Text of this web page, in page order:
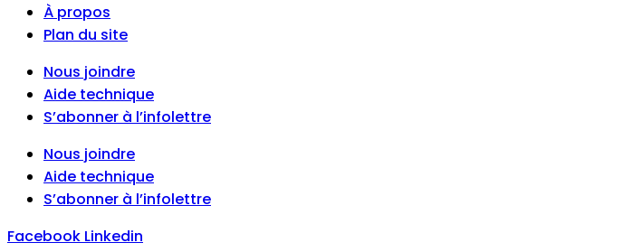
À propos
Plan du site
Nous joindre
Aide technique
S’abonner à l’infolettre
Nous joindre
Aide technique
S’abonner à l’infolettre
Facebook Linkedin